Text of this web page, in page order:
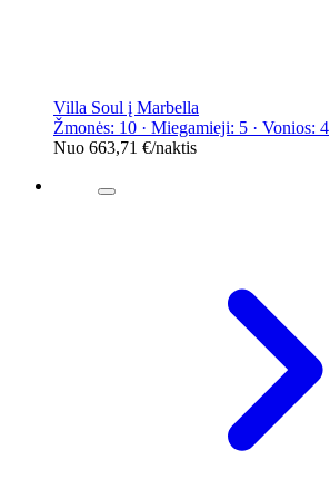
Villa Soul į Marbella
Žmonės: 10 · Miegamieji: 5 · Vonios: 4
Nuo 663,71 €/naktis